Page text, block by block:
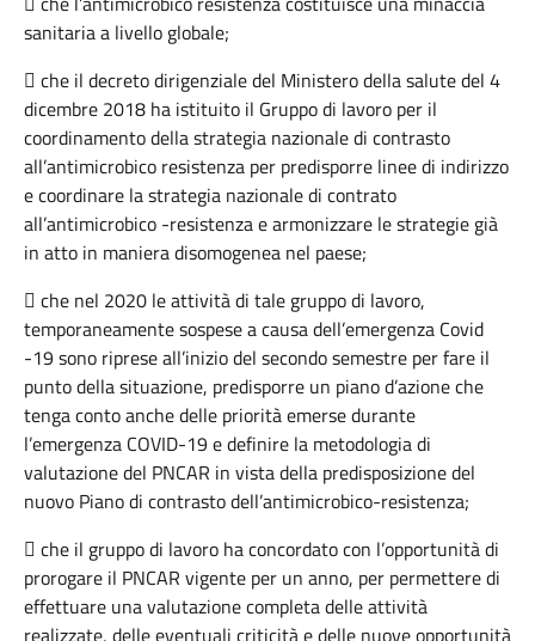
sanitaria a livello globale;
 che il decreto dirigenziale del Ministero della salute del 4
dicembre 2018 ha istituito il Gruppo di lavoro per il
coordinamento della strategia nazionale di contrasto
all’antimicrobico resistenza per predisporre linee di indirizzo
e coordinare la strategia nazionale di contrato
all’antimicrobico -resistenza e armonizzare le strategie già
in atto in maniera disomogenea nel paese;
 che nel 2020 le attività di tale gruppo di lavoro,
temporaneamente sospese a causa dell’emergenza Covid
-19 sono riprese all’inizio del secondo semestre per fare il
punto della situazione, predisporre un piano d’azione che
tenga conto anche delle priorità emerse durante
l’emergenza COVID-19 e definire la metodologia di
valutazione del PNCAR in vista della predisposizione del
nuovo Piano di contrasto dell’antimicrobico-resistenza;
 che il gruppo di lavoro ha concordato con l’opportunità di
prorogare il PNCAR vigente per un anno, per permettere di
effettuare una valutazione completa delle attività
realizzate, delle eventuali criticità e delle nuove opportunità